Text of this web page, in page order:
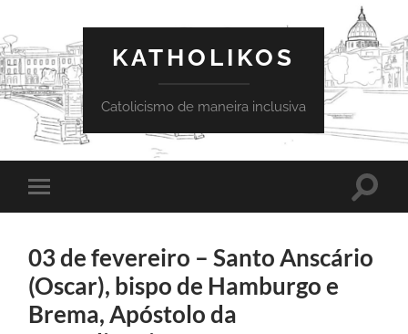
KATHOLIKOS
Catolicismo de maneira inclusiva
Toggle
mobile
Toggle
03 de fevereiro – Santo Anscário
(Oscar), bispo de Hamburgo e
Brema, Apóstolo da